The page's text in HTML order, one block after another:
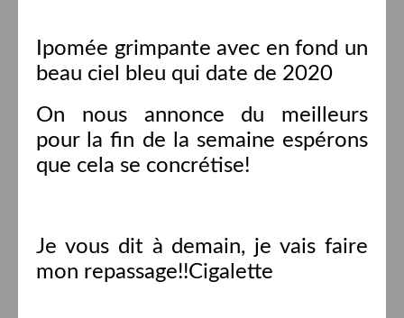
Ipomée grimpante avec en fond un
beau ciel bleu qui date de 2020
On nous annonce du meilleurs
pour la fin de la semaine espérons
que cela se concrétise!
Je vous dit à demain, je vais faire
mon repassage!!Cigalette